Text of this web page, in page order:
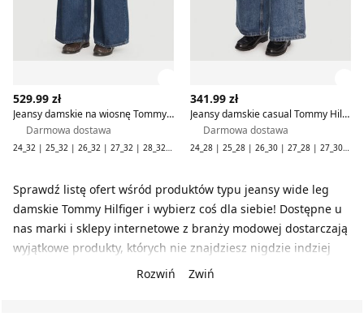
529.99 zł
Jeansy damskie na wiosnę Tommy Hilfiger
Darmowa dostawa
24_32 | 25_32 | 26_32 | 27_32 | 28_32 | 29_32 | 30_32 | 31_32 | 32_32 | 33_32 | 34_32
341.99 zł
Jeansy damskie casual Tommy Hilfiger
Darmowa dostawa
24_28 | 25_28 | 26_30 | 27_28 | 27_30 | 28 | 28_30 | 28_32 | 29_28 | 29_30 | 29_32 | 30_28 | 30_30 | 30_32 | 31_28 | 31_30 | 31_32 | 32_28 | 32_30 | 32_32
Sprawdź listę ofert wśród produktów typu jeansy wide leg
damskie Tommy Hilfiger i wybierz coś dla siebie! Dostępne u
nas marki i sklepy internetowe z branży modowej dostarczają
wyjątkowe produkty, których nie znajdziesz nigdzie indziej
Rozwiń
Zwiń